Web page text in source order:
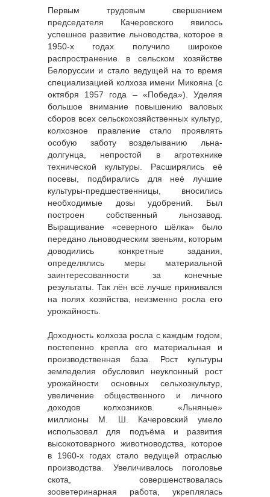
Первым трудовым свершением
председателя Качеровского явилось
успешное развитие льноводства, которое в
1950-х годах получило широкое
распространение в сельском хозяйстве
Белоруссии и стало ведущей на то время
специализацией колхоза имени Микояна (с
октября 1957 года – «Победа»). Уделяя
большое внимание повышению валовых
сборов всех сельскохозяйственных культур,
колхозное правление стало проявлять
особую заботу возделыванию льна-
долгунца, непростой в агротехнике
технической культуры. Расширялись её
посевы, подбирались для неё лучшие
культуры-предшественницы, вносились
необходимые дозы удобрений. Был
построен собственный льнозавод.
Выращивание «северного шёлка» было
передано льноводческим звеньям, которым
доводились конкретные задания,
определялись меры материальной
заинтересованности за конечные
результаты. Так лён всё лучше приживался
на полях хозяйства, неизменно росла его
урожайность.
Доходность колхоза росла с каждым годом,
постепенно крепла его материальная и
производственная база. Рост культуры
земледелия обусловил неуклонный рост
урожайности основных сельхозкультур,
увеличение общественного и личного
доходов колхозников. «Льняные»
миллионы М. Ш. Качеровский умело
использовал для подъёма и развития
высокотоварного животноводства, которое
в 1960-х годах стало ведущей отраслью
производства. Увеличивалось поголовье
скота, совершенствовалась
зооветеринарная работа, укреплялась